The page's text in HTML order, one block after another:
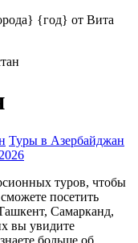
Туры в Азербайджан
туров, чтобы
посетить
Самарканд,
вы увидите
больше об